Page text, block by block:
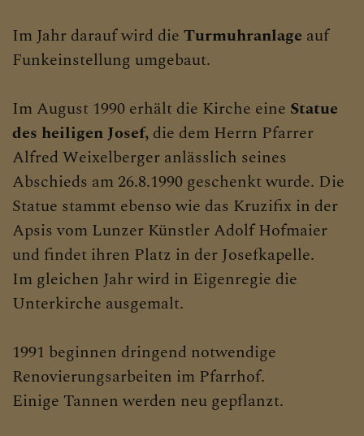
Im Jahr darauf wird die Turmuhranlage auf
Funkeinstellung umgebaut.
Im August 1990 erhält die Kirche eine Statue
des heiligen Josef, die dem Herrn Pfarrer
Alfred Weixelberger anlässlich seines
Abschieds am 26.8.1990 geschenkt wurde. Die
Statue stammt ebenso wie das Kruzifix in der
Apsis vom Lunzer Künstler Adolf Hofmaier
und findet ihren Platz in der Josefkapelle.
Im gleichen Jahr wird in Eigenregie die
Unterkirche ausgemalt.
1991 beginnen dringend notwendige
Renovierungsarbeiten im Pfarrhof.
Einige Tannen werden neu gepflanzt.